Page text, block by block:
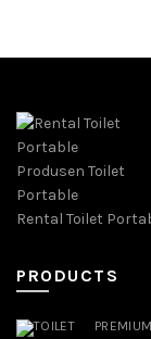
Rental Toilet
PRODUCTS